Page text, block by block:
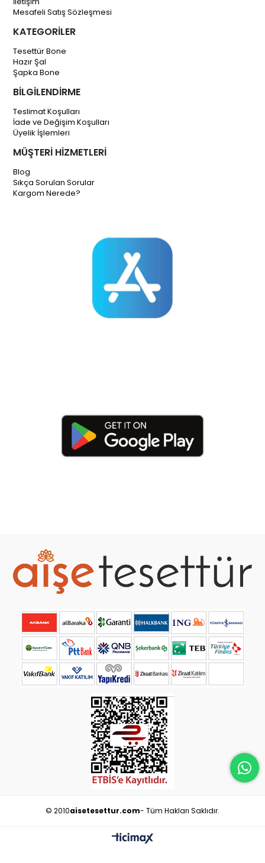
Mesafeli Satış Sözleşmesi
KATEGORİLER
Tesettür Bone
Hazır Şal
Şapka Bone
BİLGİLENDİRME
Teslimat Koşulları
İade ve Değişim Koşulları
Üyelik İşlemleri
MÜŞTERİ HİZMETLERİ
Blog
Sıkça Sorulan Sorular
Kargom Nerede?
© 2010aisetesettur.com- Tüm Hakları Saklıdır.